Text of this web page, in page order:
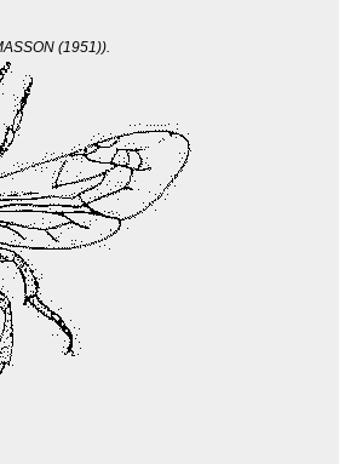
(1951)).